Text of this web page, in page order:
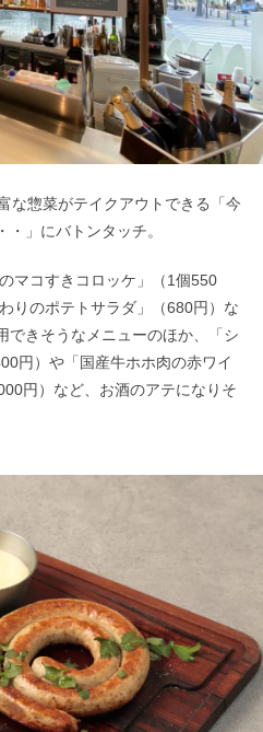
な惣菜がテイクアウトできる「今
」にバトンタッチ。
マコすきコロッケ」（1個550
りのポテトサラダ」（680円）な
できそうなメニューのほか、「シ
円）や「国産牛ホホ肉の赤ワイ
円）など、お酒のアテになりそ